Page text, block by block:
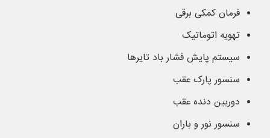
فرمان کمکی برقی
تهویه اتوماتیک
سیستم پایش فشار باد تایرها
سنسور پارک عقب
دوربین دنده عقب
سنسور نور و باران